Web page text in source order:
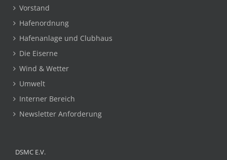
Vorstand
Hafenordnung
Hafenanlage und Clubhaus
Die Eiserne
Wind & Wetter
Umwelt
Interner Bereich
Newsletter Anforderung
DSMC E.V.